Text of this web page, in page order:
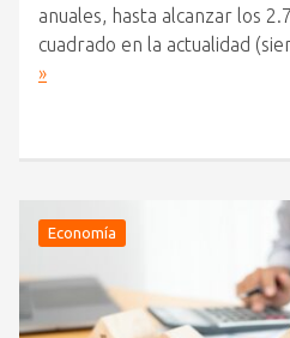
anuales, hasta alcanzar los
cuadrado en la actualidad
»
Economía